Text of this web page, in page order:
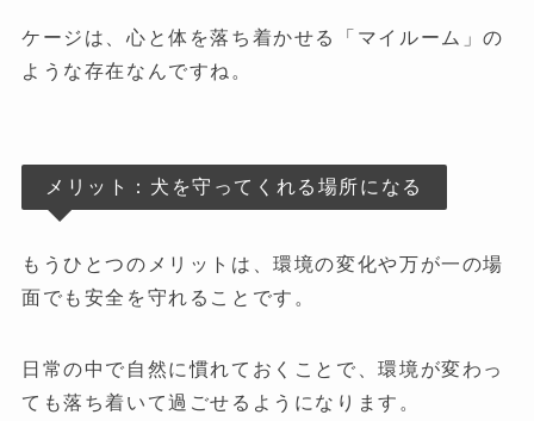
ケージは、心と体を落ち着かせる「マイルーム」の
ような存在なんですね。
メリット：犬を守ってくれる場所になる
もうひとつのメリットは、環境の変化や万が一の場
面でも安全を守れることです。
日常の中で自然に慣れておくことで、環境が変わっ
ても落ち着いて過ごせるようになります。